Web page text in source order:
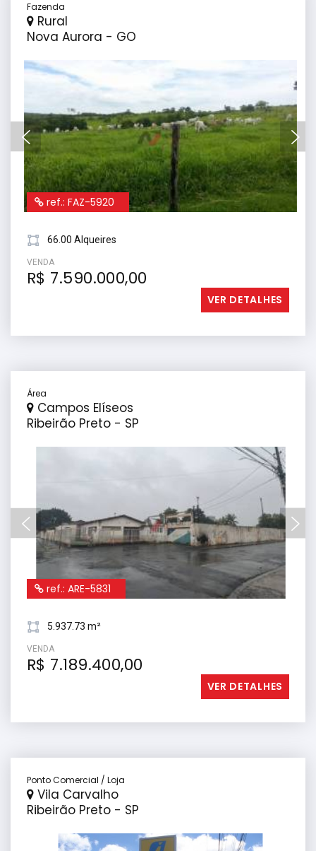
Fazenda
Rural
Nova Aurora - GO
ref.: FAZ-5920
66.00 Alqueires
VENDA
R$ 7.590.000,00
VER DETALHES
Área
Campos Elíseos
Ribeirão Preto - SP
ref.: ARE-5831
5.937.73 m²
VENDA
R$ 7.189.400,00
VER DETALHES
Ponto Comercial / Loja
Vila Carvalho
Ribeirão Preto - SP